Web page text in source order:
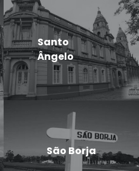
Santo
Ângelo
São Borja